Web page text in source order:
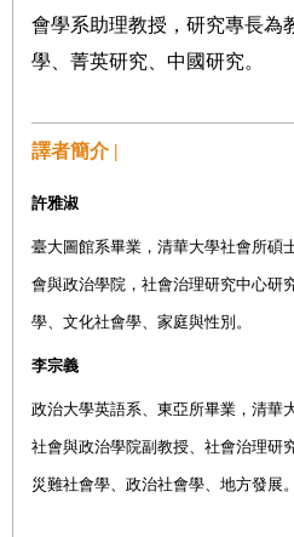
會學系助理教授，研究專長為
學、菁英研究、中國研究。
譯者簡介 |
許雅淑
臺大圖館系畢業，清華大學社會所碩
會與政治學院，社會治理研究中心研
學、文化社會學、家庭與性別。
李宗義
政治大學英語系、東亞所畢業，清華
社會與政治學院副教授、社會治理研
災難社會學、政治社會學、地方發展。